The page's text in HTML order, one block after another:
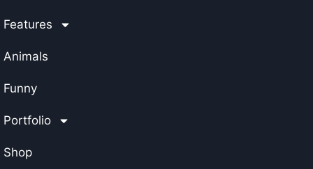
Features
Animals
Funny
Portfolio
Shop